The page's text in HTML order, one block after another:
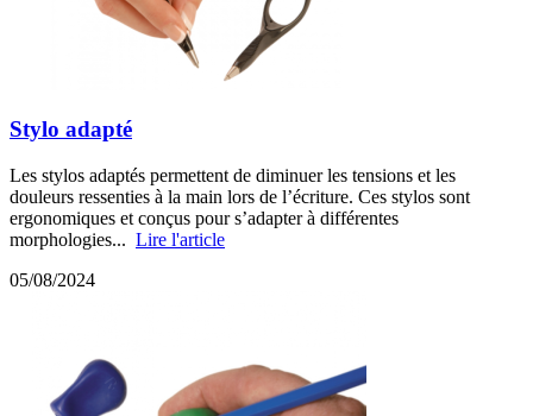
Stylo adapté
Les stylos adaptés permettent de diminuer les tensions et les
douleurs ressenties à la main lors de l’écriture. Ces stylos sont
ergonomiques et conçus pour s’adapter à différentes
morphologies... Lire l'article
05/08/2024